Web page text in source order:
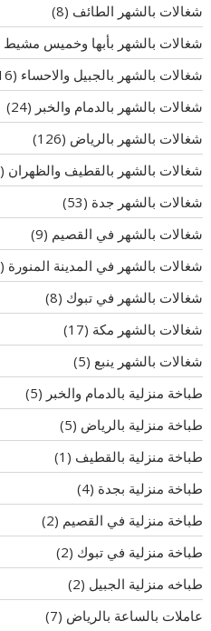
شغالات بالشهر الطائف (8)
شغالات بالشهر بأبها وخميس مشيط
شغالات بالشهر بالجبيل والاحساء (16)
شغالات بالشهر بالدمام والخبر (24)
شغالات بالشهر بالرياض (126)
شغالات بالشهر بالقطيف والظهران (5)
شغالات بالشهر جدة (53)
شغالات بالشهر في القصيم (9)
شغالات بالشهر في المدينة المنورة (6)
شغالات بالشهر في تبوك (8)
شغالات بالشهر مكة (17)
شغالات بالشهر ينبع (5)
طباخة منزلية بالدمام والخبر (5)
طباخة منزلية بالرياض (5)
طباخة منزلية بالقطيف (1)
طباخة منزلية بجدة (4)
طباخة منزلية في القصيم (2)
طباخة منزلية في تبوك (2)
طباخه منزلية الجبيل (2)
عاملات بالساعة بالرياض (7)